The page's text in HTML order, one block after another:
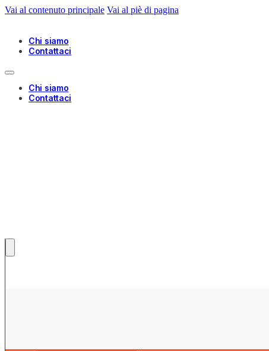
Vai al contenuto principale Vai al piè di pagina
Chi siamo
Contattaci
Chi siamo
Contattaci